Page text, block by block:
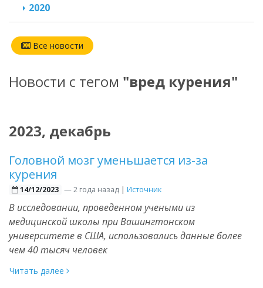
Новости с тегом "вред курения"
2023, декабрь
Головной мозг уменьшается из-за
курения
14/12/2023 —2 года назад | Источник
В исследовании, проведенном учеными из
медицинской школы при Вашингтонском
университете в США, использовались данные более
чем 40 тысяч человек
Читать далее
2020
Все новости